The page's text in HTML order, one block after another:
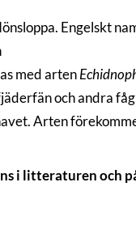
Engelskt
med arten
och andra
Arten
i litteraturen och